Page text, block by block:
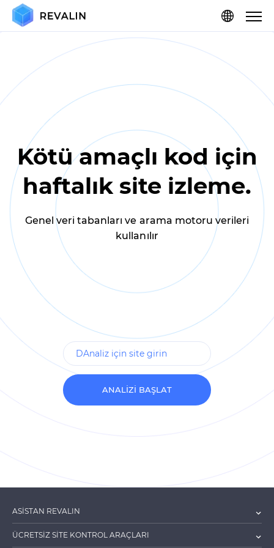
Kötü amaçlı kod için
haftalık site izleme.
Genel veri tabanları ve arama motoru verileri
kullanılır
ANALIZI BAŞLAT
ASİSTAN REVALIN
ÜCRETSİZ SİTE KONTROL ARAÇLARI